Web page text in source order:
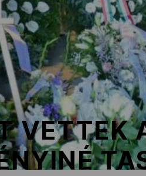
VETTEK